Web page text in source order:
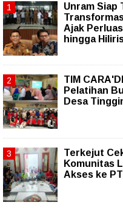
Unram Siap
Ajak
hingga
TIM
Pelatihan
Desa
Terkejut
Komunitas
Akses ke